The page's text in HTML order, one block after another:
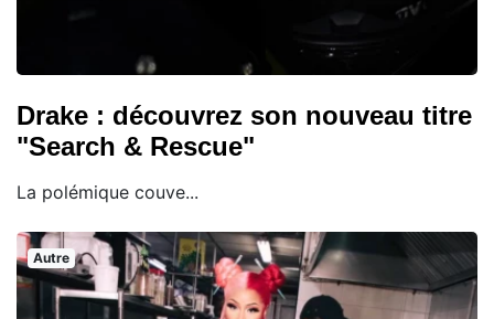
Drake : découvrez son nouveau titre
"Search & Rescue"
La polémique couve...
Autre